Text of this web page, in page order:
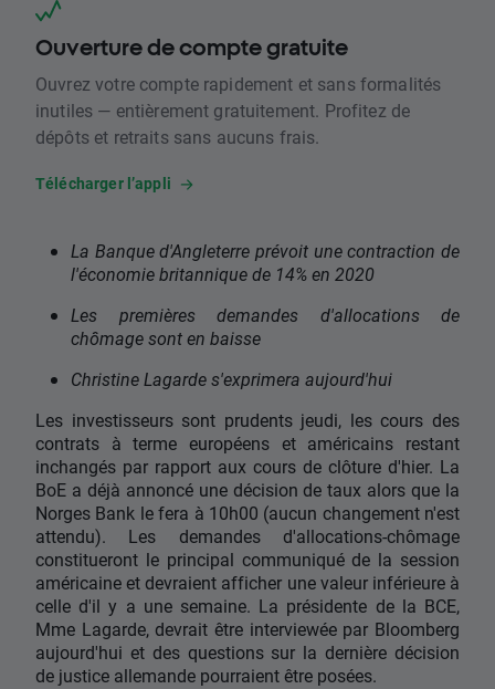
Ouverture de compte gratuite
Ouvrez votre compte rapidement et sans formalités
inutiles — entièrement gratuitement. Profitez de
dépôts et retraits sans aucuns frais.
Télécharger l’appli
La Banque d'Angleterre prévoit une contraction de
l'économie britannique de 14% en 2020
Les premières demandes d'allocations de
chômage sont en baisse
Christine Lagarde s'exprimera aujourd'hui
Les investisseurs sont prudents jeudi, les cours des
contrats à terme européens et américains restant
inchangés par rapport aux cours de clôture d'hier. La
BoE a déjà annoncé une décision de taux alors que la
Norges Bank le fera à 10h00 (aucun changement n'est
attendu). Les demandes d'allocations-chômage
constitueront le principal communiqué de la session
américaine et devraient afficher une valeur inférieure à
celle d'il y a une semaine. La présidente de la BCE,
Mme Lagarde, devrait être interviewée par Bloomberg
aujourd'hui et des questions sur la dernière décision
de justice allemande pourraient être posées.